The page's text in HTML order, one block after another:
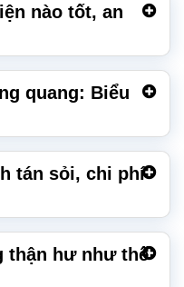
nào tốt, an
quang: Biểu
tán sỏi, chi phí
thận hư như thế